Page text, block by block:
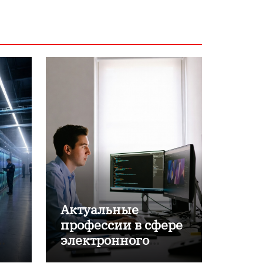
Актуальные
профессии в сфере
электронного
обучения